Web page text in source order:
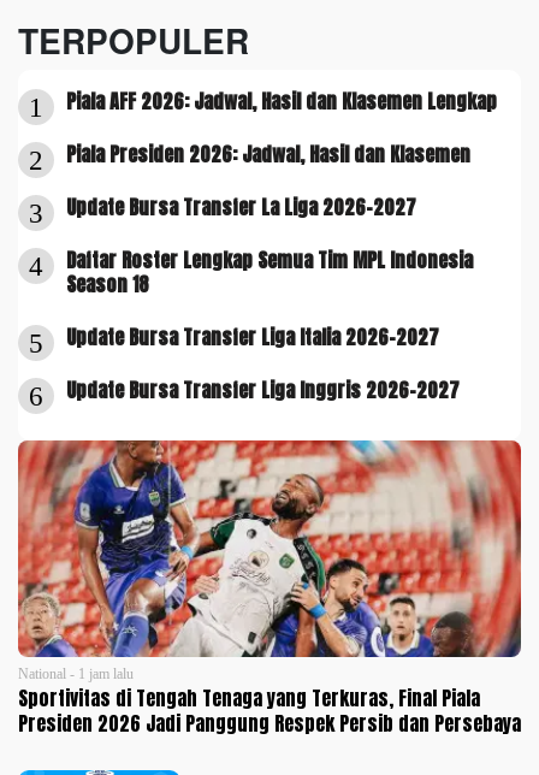
TERPOPULER
1 Piala AFF 2026: Jadwal, Hasil dan Klasemen Lengkap
2 Piala Presiden 2026: Jadwal, Hasil dan Klasemen
3 Update Bursa Transfer La Liga 2026-2027
4
Daftar Roster Lengkap Semua Tim MPL Indonesia
Season 18
5 Update Bursa Transfer Liga Italia 2026-2027
6 Update Bursa Transfer Liga Inggris 2026-2027
National - 1 jam lalu
Sportivitas di Tengah Tenaga yang Terkuras, Final Piala
Presiden 2026 Jadi Panggung Respek Persib dan Persebaya